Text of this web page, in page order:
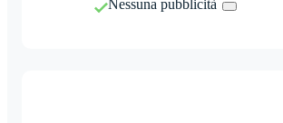
Nessuna pubblicità